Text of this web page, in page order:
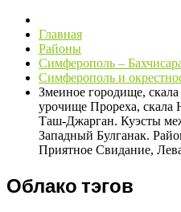
Главная
Районы
Симферополь –
Симферополь и
Змеиное городище,
урочище Прореха, скала
Таш-Джарган. Куэсты
Западный Булганак.
Приятное Свидание,
Облако тэгов